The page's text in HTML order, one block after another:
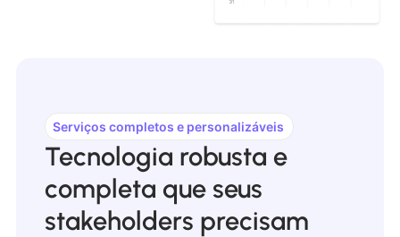
Serviços completos e personalizáveis
Tecnologia robusta e
completa que seus
stakeholders precisam